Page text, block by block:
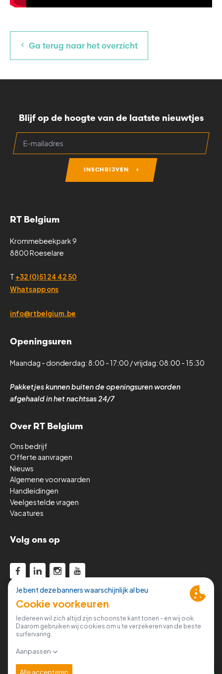
Ga terug naar het overzicht
Blijf op de hoogte van de laatste nieuwtjes
INSCHRIJVEN
RT Belgium
Krommebeekpark 9
8800 Roeselare
T +32 (0)51 24 42 50
Whatsapp ons
info@rtbelgium.be
Openingsuren
Maandag - donderdag: 8:00 - 17:00 / vrijdag: 08:00 - 15:30
Pakketjes kunnen buiten de openingsuren worden
afgehaald in het nachtsas 24/7
Over RT Belgium
Ons bedrijf
Offerte aanvragen
Nieuws
Algemene voorwaarden
Handleidingen
Veelgestelde vragen
Vacatures
Volg ons op
© 2026 RT Belgium
Algemene voorwaarden
Verander cookie-instellingen